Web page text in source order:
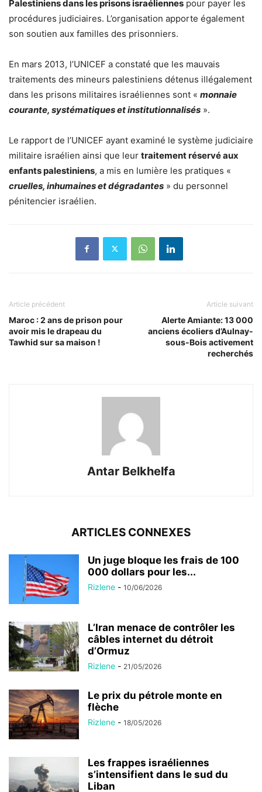
Palestiniens dans les prisons israéliennes pour payer les
procédures judiciaires. L’organisation apporte également
son soutien aux familles des prisonniers.
En mars 2013, l’UNICEF a constaté que les mauvais
traitements des mineurs palestiniens détenus illégalement
dans les prisons militaires israéliennes sont « monnaie
courante, systématiques et institutionnalisés ».
Le rapport de l’UNICEF ayant examiné le système judiciaire
militaire israélien ainsi que leur traitement réservé aux
enfants palestiniens, a mis en lumière les pratiques «
cruelles, inhumaines et dégradantes » du personnel
pénitencier israélien.
Article précédent
Maroc : 2 ans de prison pour
avoir mis le drapeau du
Tawhid sur sa maison !
Article suivant
Alerte Amiante: 13 000
anciens écoliers d’Aulnay-
sous-Bois activement
recherchés
Antar Belkhelfa
ARTICLES CONNEXES
Un juge bloque les frais de 100
000 dollars pour les...
Rizlene - 10/06/2026
L’Iran menace de contrôler les
câbles internet du détroit
d’Ormuz
Rizlene - 21/05/2026
Le prix du pétrole monte en
flèche
Rizlene - 18/05/2026
Les frappes israéliennes
s’intensifient dans le sud du
Liban